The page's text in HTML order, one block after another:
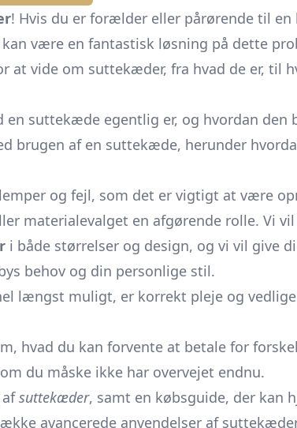
! Hvis du er forælder eller pårørende til
kan være en fantastisk løsning på dette
vide om suttekæder, fra hvad de er, til
suttekæde egentlig er, og hvordan den
brugen af en suttekæde, herunder
og fejl, som det er vigtigt at være
materialevalget en afgørende rolle. Vi
i både størrelser og design, og vi vil give
behov og din personlige stil.
længst muligt, er korrekt pleje og
hvad du kan forvente at betale for
du måske ikke har overvejet endnu.
suttekæder, samt en købsguide, der kan
avancerede anvendelser af